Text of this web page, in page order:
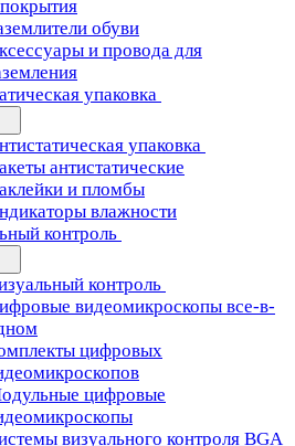
обуви
и провода для
упаковка
упаковка
антистатические
и пломбы
влажности
контроль
контроль
видеомикроскопы все-в-
цифровых
цифровые
визуального контроля BGA